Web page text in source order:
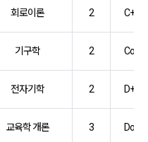
회로이론 2 C+
기구학 2 Co
전자기학 2 D+
교육학 개론 3 Do